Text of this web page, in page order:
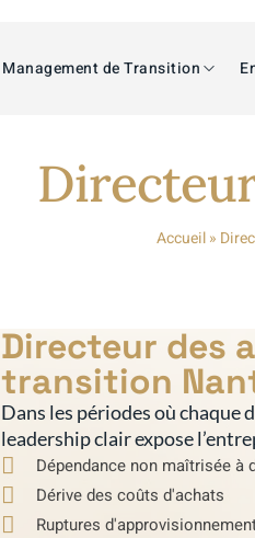
Management de Transition
Accueil»
Directeur des
transition
Dans les périodes où chaque
leadership clair expose
Dépendance non maîtrisée
Dérive des coûts d'achats
Ruptures